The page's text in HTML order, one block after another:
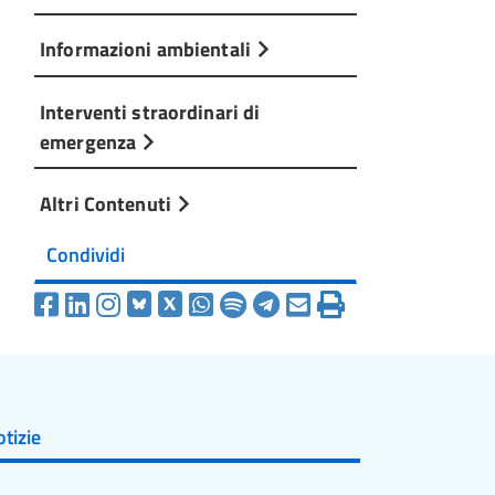
Informazioni ambientali
Interventi straordinari di
emergenza
Altri Contenuti
Condividi